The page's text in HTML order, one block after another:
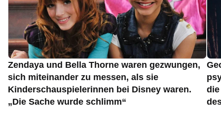
Zendaya und Bella Thorne waren gezwungen,
sich miteinander zu messen, als sie
Kinderschauspielerinnen bei Disney waren.
„Die Sache wurde schlimm“